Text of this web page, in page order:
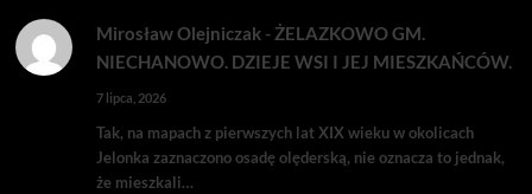
Mirosław Olejniczak- ŻELAZKOWO GM.
NIECHANOWO. DZIEJE WSI I JEJ MIESZKAŃCÓW.
7 lipca, 2026
Tak, na mapach z pierwszych lat XIX wieku w okolicach
Jelonka zaznaczono osadę olęderską, nie oznacza to jednak,
że mieszkali…